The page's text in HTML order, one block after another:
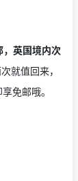
英国境内次
就值回来，
免邮哦。